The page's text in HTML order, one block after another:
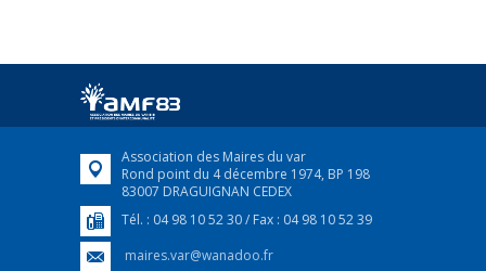
Afin d’accompagner au mieux les réfugiés
FEUILLETER
Association des Maires du var
Rond point du 4 décembre 1974, BP 198
83007 DRAGUIGNAN CEDEX
Tél. : 04 98 10 52 30 / Fax : 04 98 10 52 39
maires.var@wanadoo.fr